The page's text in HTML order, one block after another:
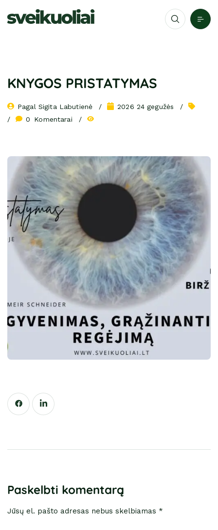
KNYGOS PRISTATYMAS
Pagal Sigita Labutienė
2026 24 gegužės
0
Komentarai
Paskelbti komentarą
Jūsų el. pašto adresas nebus skelbiamas *